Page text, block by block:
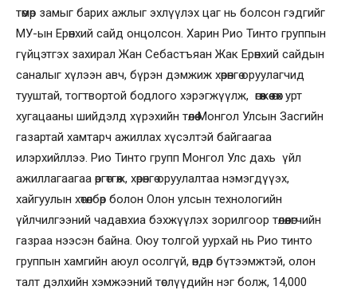
төмөр замыг барих ажлыг эхлүүлэх цаг нь болсон гэдгийг
МУ-ын Ерөнхий сайд онцолсон. Харин Рио Тинто группын
гүйцэтгэх захирал Жан Себастъяан Жак Ерөнхий сайдын
саналыг хүлээн авч, бүрэн дэмжиж хөрөнгө оруулагчид
тууштай, тогтвортой бодлого хэрэгжүүлж, өгөөжөө өгөх урт
хугацааны шийдэлд хүрэхийн төлөө Монгол Улсын Засгийн
газартай хамтарч ажиллах хүсэлтэй байгаагаа
илэрхийллээ. Рио Тинто групп Монгол Улс дахь үйл
ажиллагаагаа өргөтгөж, хөрөнгө оруулалтаа нэмэгдүүэх,
хайгуулын хөтөлбөр болон Олон улсын технологийн
үйлчилгээний чадавхиа бэхжүүлэх зорилгоор төлөөлөгчийн
газраа нээсэн байна. Оюу толгой уурхай нь Рио тинто
группын хамгийн аюул осолгүй, өндөр бүтээмжтэй, олон
талт дэлхийн хэмжээний төслүүдийн нэг болж, 14,000